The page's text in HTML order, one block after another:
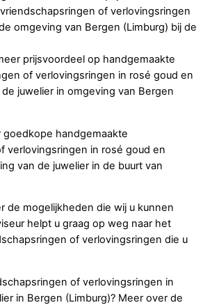
of verlovingsringen
omgeving van Bergen (Limburg) bij de
prijsvoordeel op handgemaakte
of verlovingsringen in rosé goud en
juwelier in omgeving van Bergen
goedkope handgemaakte
verlovingsringen in rosé goud en
van de juwelier in de buurt van
de mogelijkheden die wij u kunnen
helpt u graag op weg naar het
of verlovingsringen die u
of verlovingsringen in
in Bergen (Limburg)? Meer over de